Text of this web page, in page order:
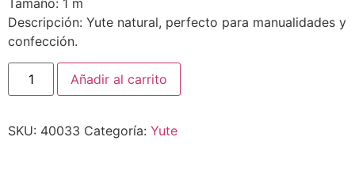
Tamaño: 1 m
Descripción: Yute natural, perfecto para manualidades y
confección.
Añadir al carrito
SKU: 40033 Categoría: Yute